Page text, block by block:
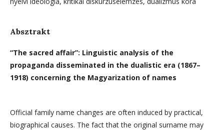
Absztrakt
“The sacred affair”: Linguistic analysis of the
propaganda disseminated in the dualistic era (1867–
1918) concerning the Magyarization of names
Official family name changes are often induced by practical,
biographical causes. The fact that the original surname may